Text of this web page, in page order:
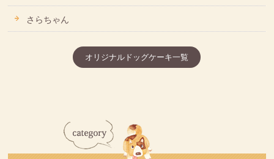
さらちゃん
オリジナルドッグケーキ一覧